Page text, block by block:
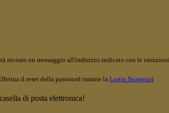
inviato un messaggio all'indirizzo indicato con le istruzioni
il reset della password tramite la Login Spaggiari
di posta elettronica!